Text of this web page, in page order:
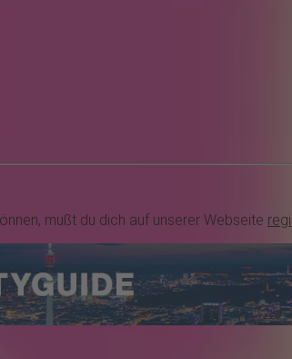
mußt du dich auf unserer Webseite